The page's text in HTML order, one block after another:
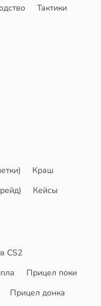
Тактики
Краш
Кейсы
CS2
Прицел поки
Прицел донка